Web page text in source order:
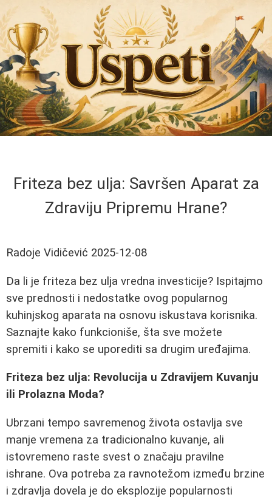
Friteza bez ulja: Savršen Aparat za
Zdraviju Pripremu Hrane?
Radoje Vidičević 2025-12-08
Da li je friteza bez ulja vredna investicije? Ispitajmo
sve prednosti i nedostatke ovog popularnog
kuhinjskog aparata na osnovu iskustava korisnika.
Saznajte kako funkcioniše, šta sve možete
spremiti i kako se uporediti sa drugim uređajima.
Friteza bez ulja: Revolucija u Zdravijem Kuvanju
ili Prolazna Moda?
Ubrzani tempo savremenog života ostavlja sve
manje vremena za tradicionalno kuvanje, ali
istovremeno raste svest o značaju pravilne
ishrane. Ova potreba za ravnotežom između brzine
i zdravlja dovela je do eksplozije popularnosti